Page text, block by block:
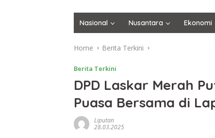
Nasional Nusantara Ekonomi
Home Berita Terkini
Berita Terkini
DPD Laskar Merah
Puasa Bersama di
Liputan
28.03.2025